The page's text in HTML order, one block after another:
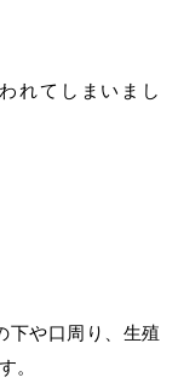
れてしまいまし
下や口周り、生殖
。